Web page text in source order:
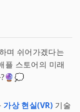
며 쉬어가겠다는
플 스토어의 미래
?🔮💭
가상 현실(VR) 기술